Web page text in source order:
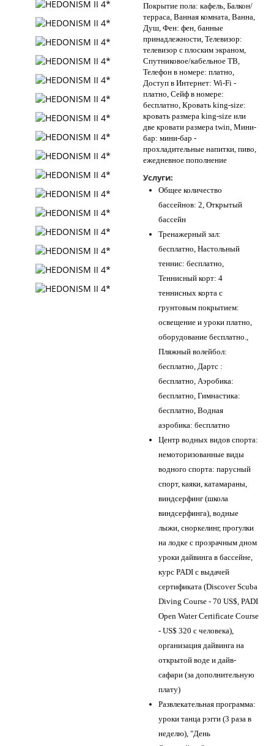
Покрытие пола: кафель, Балкон/
терраса, Ванная комната, Ванна,
Душ, Фен: фен, банные
принадлежности, Телевизор:
телевизор с плоским экраном,
Спутниковое/кабельное ТВ,
Телефон в номере: платно,
Доступ в Интернет: Wi-Fi -
платно, Сейф в номере:
бесплатно, Кровать king-size:
кровать размера king-size или
две кровати размера twin, Мини-
бар: мини-бар -
прохладительные напитки, пиво,
ежедневное пополнение
Услуги:
Общее количество
бассейнов: 2, Открытый
бассейн
Тренажерный зал:
бесплатно, Настольный
теннис: бесплатно,
Теннисный корт: 4
теннисных корта с
грунтовым покрытием:
освещение и уроки платно,
оборудование бесплатно.,
Пляжный волейбол:
бесплатно, Дартс :
бесплатно, Аэробика:
бесплатно, Гимнастика:
бесплатно, Водная
аэробика: бесплатно
Центр водных видов спорта:
немоторизованные виды
водного спорта: парусный
спорт, каяки, катамараны,
виндсерфинг (школа
виндсерфинга), водные
лыжи, сноркелинг, прогулки
на лодке с прозрачным дном
уроки дайвинга в бассейне,
курс PADI с выдачей
сертификата (Discover Scuba
Diving Course - 70 US$, PADI
Open Water Certificate Course
- US$ 320 с человека),
организация дайвинга на
открытой воде и дайв-
сафари (за дополнительную
плату)
Развлекательная программа:
уроки танца рэгги (3 раза в
неделю), "День